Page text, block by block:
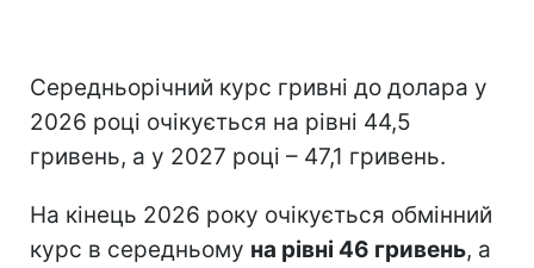
Середньорічний курс гривні до долара у
2026 році очікується на рівні 44,5
гривень, а у 2027 році – 47,1 гривень.
На кінець 2026 року очікується обмінний
курс в середньому на рівні 46 гривень, а